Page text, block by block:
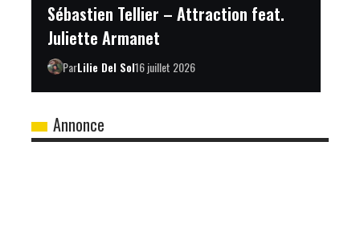
Sébastien Tellier – Attraction feat.
Juliette Armanet
ParLilie Del Sol16 juillet 2026
Annonce